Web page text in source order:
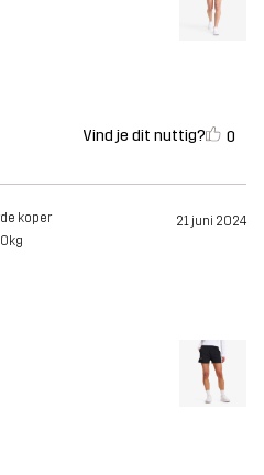
Vind je dit nuttig? 0
koper 21 juni 2024